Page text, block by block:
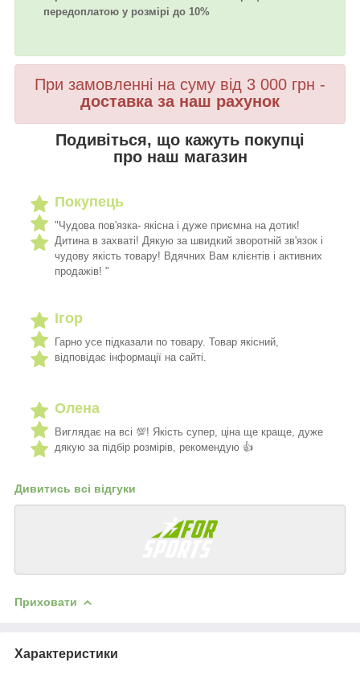
передоплатою у розмірі до 10%
При замовленні на суму від 3 000 грн -
доставка за наш рахунок
Подивіться, що кажуть покупці
про наш магазин
Покупець
"Чудова пов'язка- якісна і дуже приємна на дотик!
Дитина в захваті! Дякую за швидкий зворотній зв'язок і
чудову якість товару! Вдячних Вам клієнтів і активних
продажів! "
Ігор
Гарно усе підказали по товару. Товар якісний,
відповідає інформації на сайті.
Олена
Виглядає на всі 💯! Якість супер, ціна ще краще, дуже
дякую за підбір розмірів, рекомендую 👍
Дивитись всі відгуки
Приховати
Характеристики